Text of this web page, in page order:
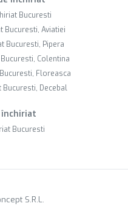
Bucuresti
Bucuresti, Aviatiei
Bucuresti, Pipera
Colentina
Floreasca
Decebal
închiriat
Bucuresti
S.R.L.